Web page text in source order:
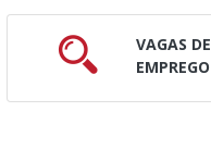
VAGAS DE
EMPREGO